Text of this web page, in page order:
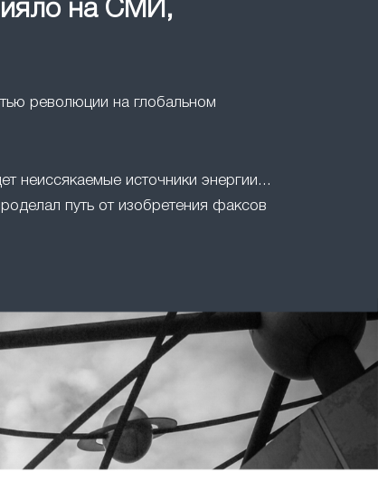
на СМИ,
революции на глобальном
неиссякаемые источники энергии...
путь от изобретения факсов